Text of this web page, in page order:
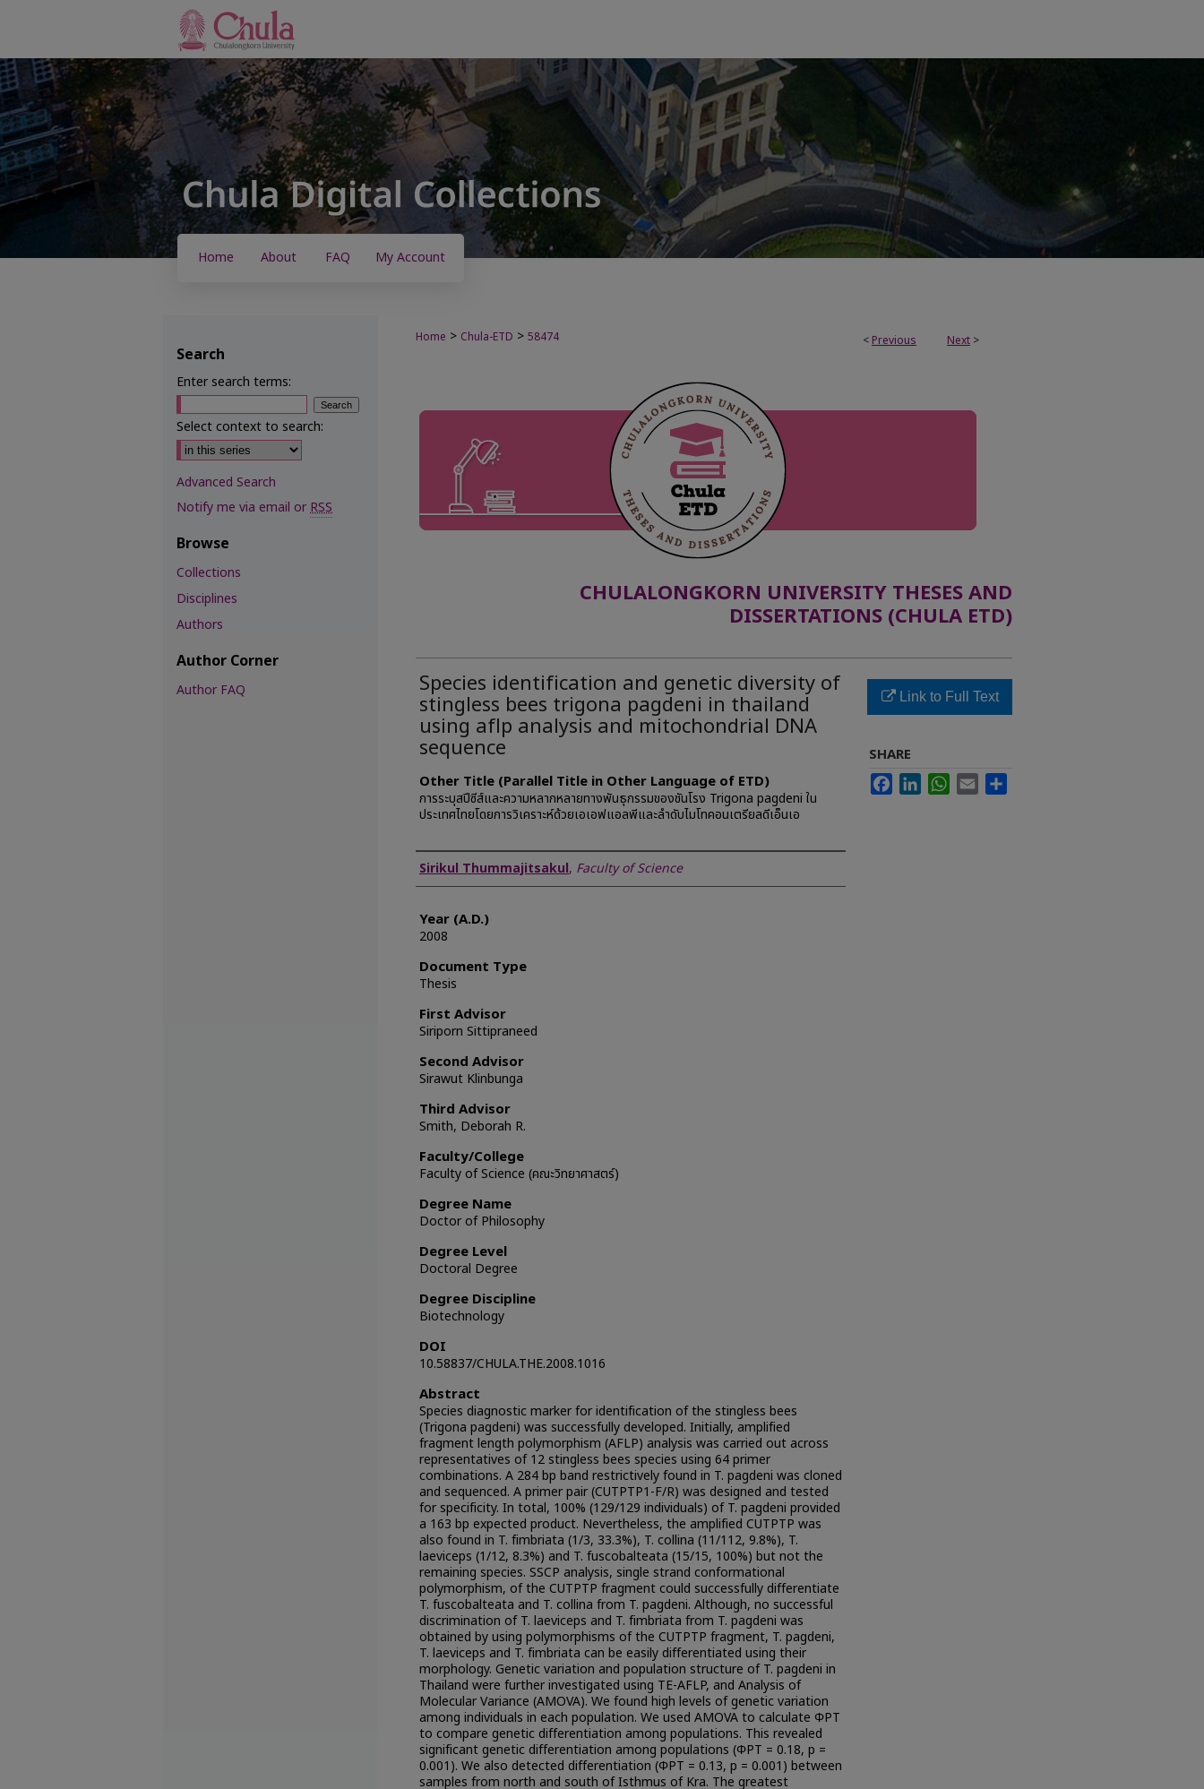
Home About FAQ My Account
< Previous Next >
Home > Chula-ETD > 58474
CHULALONGKORN UNIVERSITY THESES AND
DISSERTATIONS (CHULA ETD)
Species identification and genetic diversity of
stingless bees trigona pagdeni in thailand
using aflp analysis and mitochondrial DNA
sequence
Other Title (Parallel Title in Other Language of ETD)
การระบุสปีซีส์และความหลากหลายทางพันธุกรรมของชันโรง Trigona pagdeni ใน
ประเทศไทยโดยการวิเคราะห์ด้วยเอเอฟแอลพีและลำดับไมโทคอนเตรียลดีเอ็นเอ
Author
Sirikul Thummajitsakul, Faculty of Science
Year (A.D.)
2008
Document Type
Thesis
First Advisor
Siriporn Sittipraneed
Second Advisor
Sirawut Klinbunga
Third Advisor
Smith, Deborah R.
Faculty/College
Faculty of Science (คณะวิทยาศาสตร์)
Degree Name
Doctor of Philosophy
Degree Level
Doctoral Degree
Degree Discipline
Biotechnology
DOI
10.58837/CHULA.THE.2008.1016
Abstract
Species diagnostic marker for identification of the stingless bees
(Trigona pagdeni) was successfully developed. Initially, amplified
fragment length polymorphism (AFLP) analysis was carried out across
representatives of 12 stingless bees species using 64 primer
combinations. A 284 bp band restrictively found in T. pagdeni was cloned
and sequenced. A primer pair (CUTPTP1-F/R) was designed and tested
for specificity. In total, 100% (129/129 individuals) of T. pagdeni provided
a 163 bp expected product. Nevertheless, the amplified CUTPTP was
also found in T. fimbriata (1/3, 33.3%), T. collina (11/112, 9.8%), T.
laeviceps (1/12, 8.3%) and T. fuscobalteata (15/15, 100%) but not the
remaining species. SSCP analysis, single strand conformational
polymorphism, of the CUTPTP fragment could successfully differentiate
T. fuscobalteata and T. collina from T. pagdeni. Although, no successful
discrimination of T. laeviceps and T. fimbriata from T. pagdeni was
obtained by using polymorphisms of the CUTPTP fragment, T. pagdeni,
T. laeviceps and T. fimbriata can be easily differentiated using their
morphology. Genetic variation and population structure of T. pagdeni in
Thailand were further investigated using TE-AFLP, and Analysis of
Molecular Variance (AMOVA). We found high levels of genetic variation
among individuals in each population. We used AMOVA to calculate ΦPT
to compare genetic differentiation among populations. This revealed
significant genetic differentiation among populations (ΦPT = 0.18, p =
0.001). We also detected differentiation (ΦPT = 0.13, p = 0.001) between
samples from north and south of Isthmus of Kra. The greatest
Link to Full Text
SHARE
FacebookLinkedInWhatsApp
Email
Search
Enter search terms:
Select context to search:
Advanced Search
Notify me via email orRSS
Browse
Collections
Disciplines
Authors
Author Corner
Author FAQ